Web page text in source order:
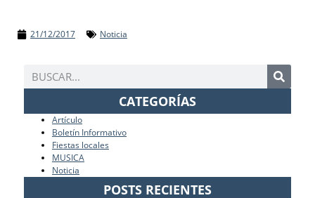
21/12/2017 Noticia
CATEGORÍAS
Artículo
Boletín Informativo
Fiestas locales
MUSICA
Noticia
POSTS RECIENTES